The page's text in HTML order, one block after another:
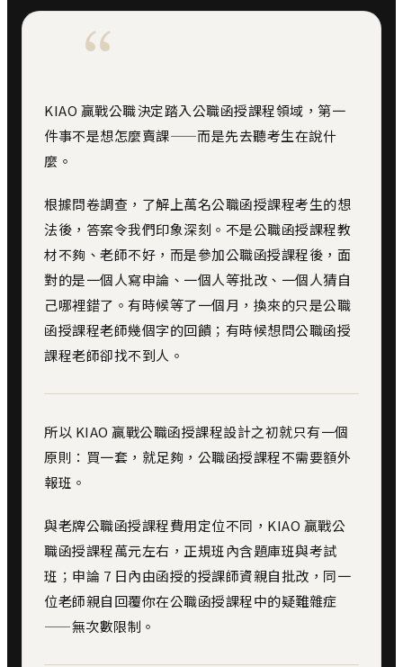
“
KIAO 贏戰公職決定踏入公職函授課程領域，第一
件事不是想怎麼賣課——而是先去聽考生在說什
麼。
根據問卷調查，了解上萬名公職函授課程考生的想
法後，答案令我們印象深刻。不是公職函授課程教
材不夠、老師不好，而是參加公職函授課程後，面
對的是一個人寫申論、一個人等批改、一個人猜自
己哪裡錯了。有時候等了一個月，換來的只是公職
函授課程老師幾個字的回饋；有時候想問公職函授
課程老師卻找不到人。
所以 KIAO 贏戰公職函授課程設計之初就只有一個
原則：買一套，就足夠，公職函授課程不需要額外
報班。
與老牌公職函授課程費用定位不同，KIAO 贏戰公
職函授課程萬元左右，正規班內含題庫班與考試
班；申論 7 日內由函授的授課師資親自批改，同一
位老師親自回覆你在公職函授課程中的疑難雜症
——無次數限制。